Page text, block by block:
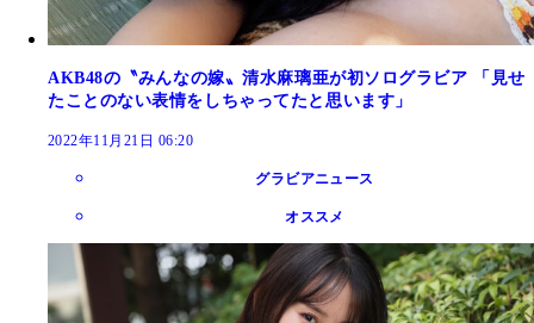
AKB48の〝みんなの嫁〟清水麻璃亜が初ソログラビア 「見せ
たことのない表情をしちゃってたと思います」
2022年11月21日 06:20
グラビアニュース
オススメ